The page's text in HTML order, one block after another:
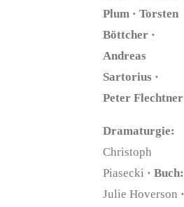
Plum · Torsten
Böttcher ·
Andreas
Sartorius ·
Peter Flechtner
Dramaturgie:
Christoph
Piasecki · Buch:
Julie Hoverson ·